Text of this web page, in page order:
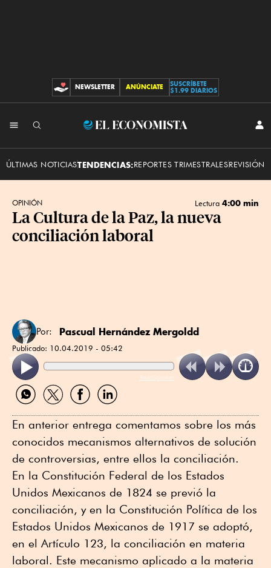
CONTRIBUCIONES
NEWSLETTER ANÚNCIATE
SUSCRÍBETE
$1.99 DIARIOS
El
ÚLTIMAS NOTICIASTENDENCIAS:REPORTES TRIMESTRALESREVISIÓN
OPINIÓN Lectura 4:00 min
La Cultura de la Paz, la nueva
conciliación laboral
Por: Pascual Hernández Mergoldd
Publicado: 10.04.2019 - 05:42
ReadSpeaker
Compartir
por
Compartir
por
Compartir
por
Compartir
por
En anterior entrega comentamos sobre los más
conocidos mecanismos alternativos de solución
de controversias, entre ellos la conciliación.
En la Constitución Federal de los Estados
Unidos Mexicanos de 1824 se previó la
conciliación, y en la Constitución Política de los
Estados Unidos Mexicanos de 1917 se adoptó,
en el Artículo 123, la conciliación en materia
laboral. Este mecanismo aplicado a la materia